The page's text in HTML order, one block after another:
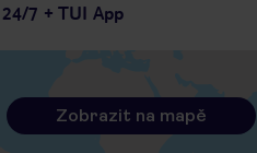
7 + TUI App
Zobrazit na mapě